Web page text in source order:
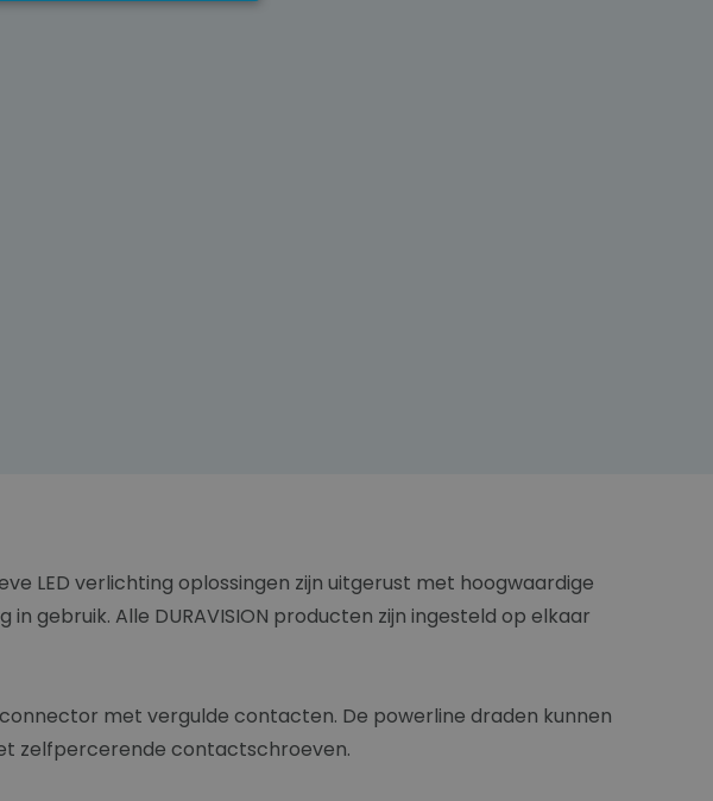
LED verlichting oplossingen zijn uitgerust met hoogwaardige
gebruik. Alle DURAVISION producten zijn ingesteld op elkaar
met vergulde contacten. De powerline draden kunnen
zelfpercerende contactschroeven.